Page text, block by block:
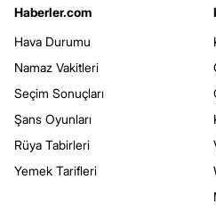
Haberler.com
Hava Durumu
Namaz Vakitleri
Seçim Sonuçları
Şans Oyunları
Rüya Tabirleri
Yemek Tarifleri